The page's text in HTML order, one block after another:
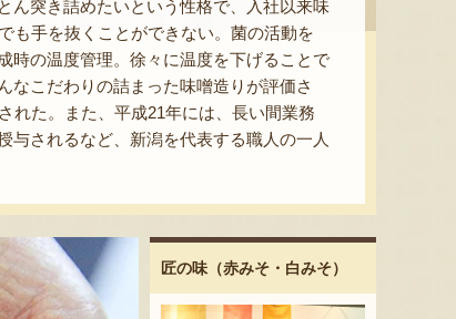
ん突き詰めたいという性格で、入社以来味
も手を抜くことができない。菌の活動を
時の温度管理。徐々に温度を下げることで
なこだわりの詰まった味噌造りが評価さ
れた。また、平成21年には、長い間業務
与されるなど、新潟を代表する職人の一人
匠の味（赤みそ・白みそ）